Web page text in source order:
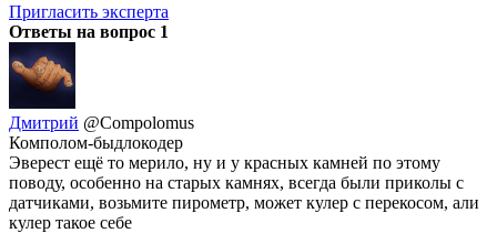
Пригласить эксперта
Ответы на вопрос 1
Дмитрий @Compolomus
Комполом-быдлокодер
Эверест ещё то мерило, ну и у красных камней по этому
поводу, особенно на старых камнях, всегда были приколы с
датчиками, возьмите пирометр, может кулер с перекосом, али
кулер такое себе